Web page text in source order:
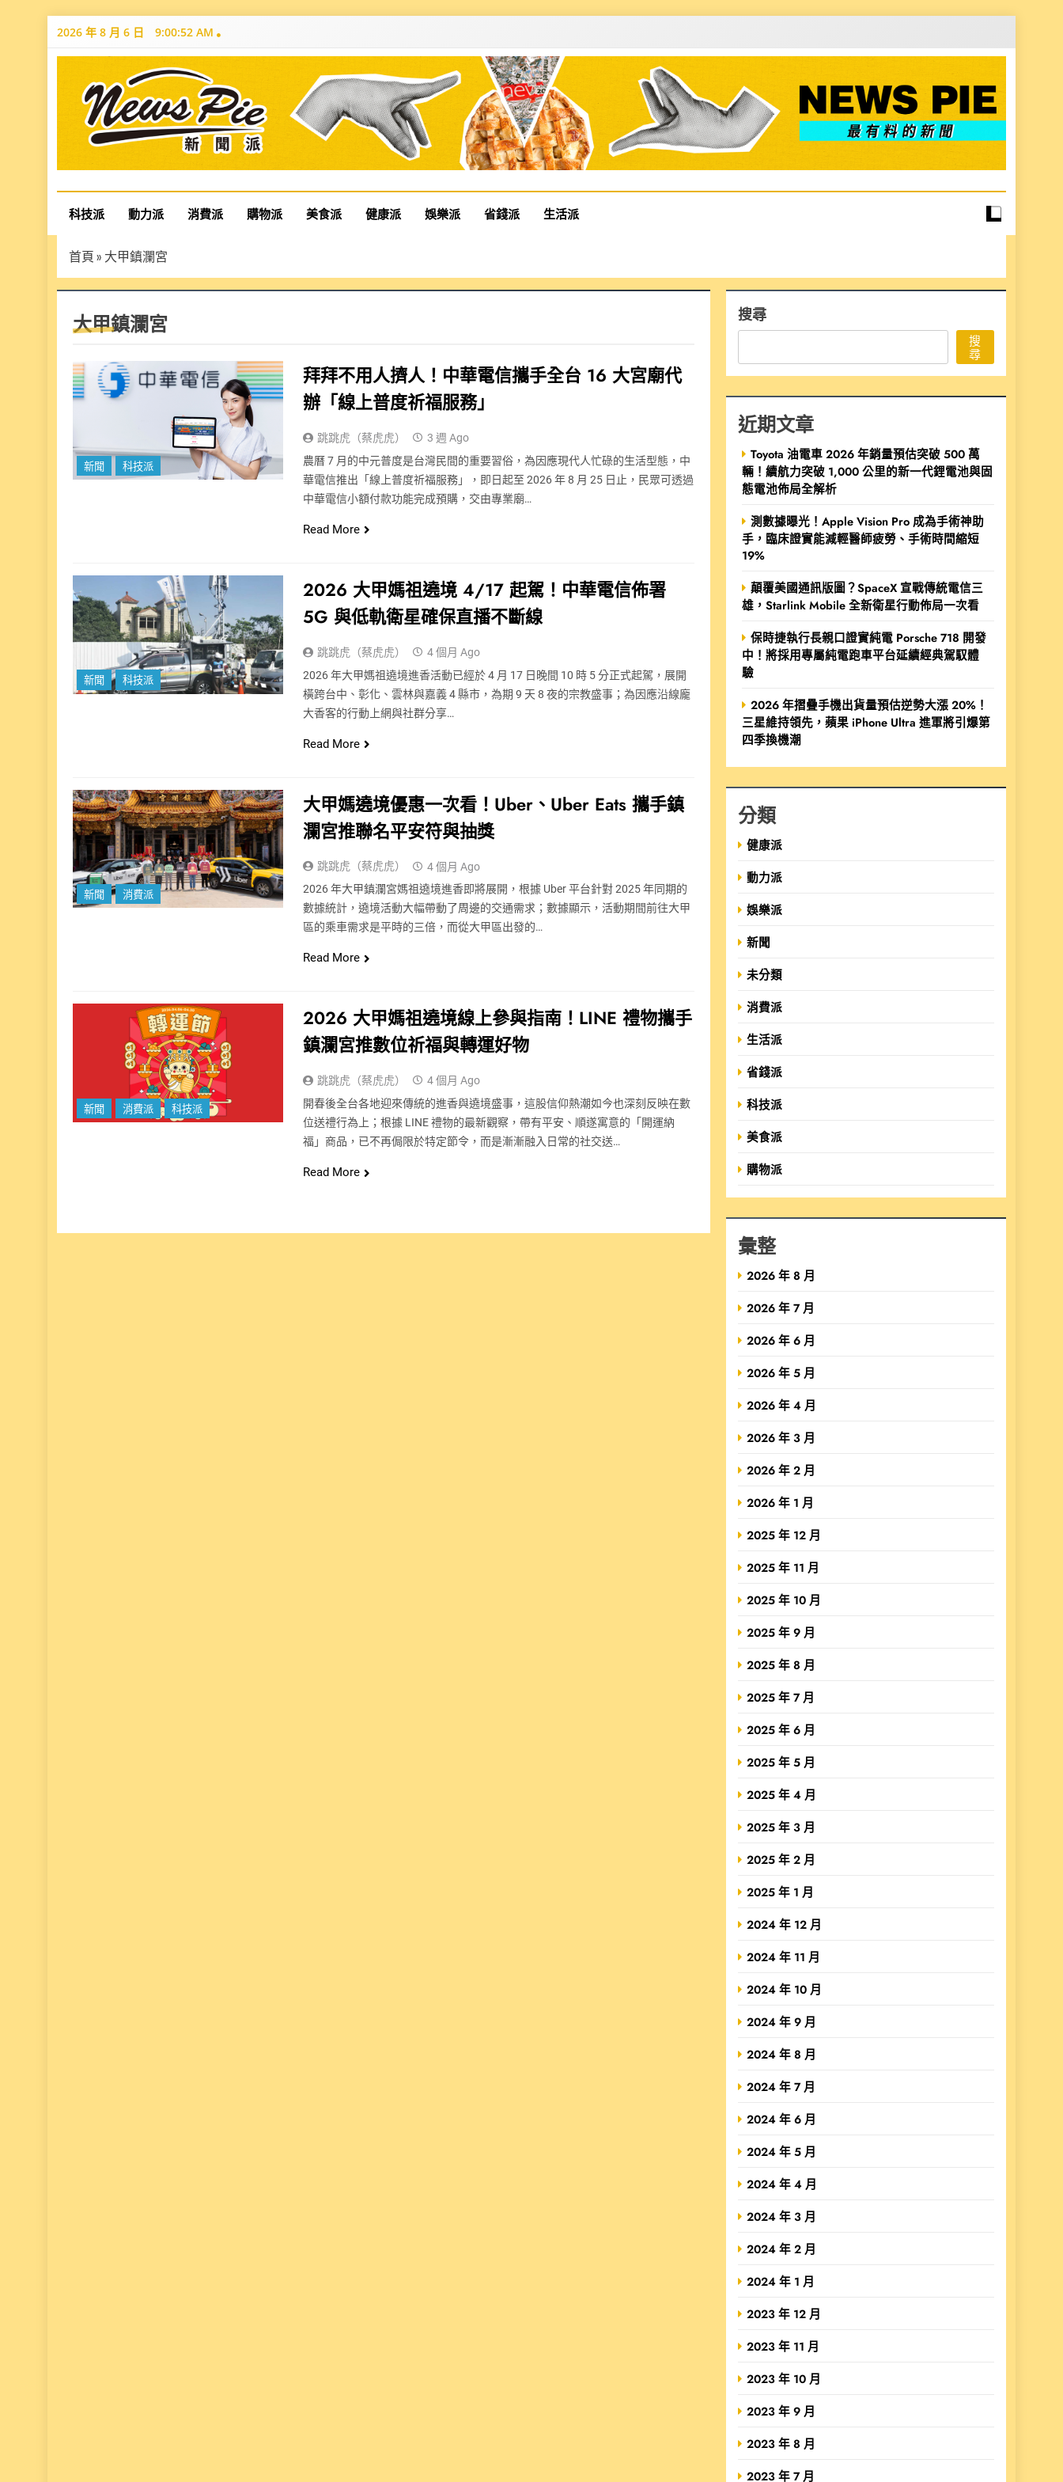
Skip
2026 年 8 月 6 日 9:00:53 AM
News Pie
最有料的新聞
科技派 動力派 消費派 購物派 美食派 健康派 娛樂派 省錢派 生活派
首頁 » 大甲鎮瀾宮
大甲鎮瀾宮
新聞 科技派
拜拜不用人擠人！中華電信攜手全台 16 大宮廟代
辦「線上普度祈福服務」
跳跳虎（蔡虎虎）
3 週 Ago
農曆 7 月的中元普度是台灣民間的重要習俗，為因應現代人忙碌的生活型態，中
華電信推出「線上普度祈福服務」，即日起至 2026 年 8 月 25 日止，民眾可透過
中華電信小額付款功能完成預購，交由專業廟…
Read More
新聞 科技派
2026 大甲媽祖遶境 4/17 起駕！中華電信佈署
5G 與低軌衛星確保直播不斷線
跳跳虎（蔡虎虎）
4 個月 Ago
2026 年大甲媽祖遶境進香活動已經於 4 月 17 日晚間 10 時 5 分正式起駕，展開
橫跨台中、彰化、雲林與嘉義 4 縣市，為期 9 天 8 夜的宗教盛事；為因應沿線龐
大香客的行動上網與社群分享…
Read More
新聞 消費派
大甲媽遶境優惠一次看！Uber、Uber Eats 攜手鎮
瀾宮推聯名平安符與抽獎
跳跳虎（蔡虎虎）
4 個月 Ago
2026 年大甲鎮瀾宮媽祖遶境進香即將展開，根據 Uber 平台針對 2025 年同期的
數據統計，遶境活動大幅帶動了周邊的交通需求；數據顯示，活動期間前往大甲
區的乘車需求是平時的三倍，而從大甲區出發的…
Read More
新聞 消費派 科技派
2026 大甲媽祖遶境線上參與指南！LINE 禮物攜手
鎮瀾宮推數位祈福與轉運好物
跳跳虎（蔡虎虎）
4 個月 Ago
開春後全台各地迎來傳統的進香與遶境盛事，這股信仰熱潮如今也深刻反映在數
位送禮行為上；根據 LINE 禮物的最新觀察，帶有平安、順遂寓意的「開運納
福」商品，已不再侷限於特定節令，而是漸漸融入日常的社交送…
Read More
搜尋
搜
尋
近期文章
Toyota 油電車 2026 年銷量預估突破 500 萬
輛！續航力突破 1,000 公里的新一代鋰電池與固
態電池佈局全解析
測數據曝光！Apple Vision Pro 成為手術神助
手，臨床證實能減輕醫師疲勞、手術時間縮短
19%
顛覆美國通訊版圖？SpaceX 宣戰傳統電信三
雄，Starlink Mobile 全新衛星行動佈局一次看
保時捷執行長親口證實純電 Porsche 718 開發
中！將採用專屬純電跑車平台延續經典駕馭體
驗
2026 年摺疊手機出貨量預估逆勢大漲 20%！
三星維持領先，蘋果 iPhone Ultra 進軍將引爆第
四季換機潮
分類
健康派
動力派
娛樂派
新聞
未分類
消費派
生活派
省錢派
科技派
美食派
購物派
彙整
2026 年 8 月
2026 年 7 月
2026 年 6 月
2026 年 5 月
2026 年 4 月
2026 年 3 月
2026 年 2 月
2026 年 1 月
2025 年 12 月
2025 年 11 月
2025 年 10 月
2025 年 9 月
2025 年 8 月
2025 年 7 月
2025 年 6 月
2025 年 5 月
2025 年 4 月
2025 年 3 月
2025 年 2 月
2025 年 1 月
2024 年 12 月
2024 年 11 月
2024 年 10 月
2024 年 9 月
2024 年 8 月
2024 年 7 月
2024 年 6 月
2024 年 5 月
2024 年 4 月
2024 年 3 月
2024 年 2 月
2024 年 1 月
2023 年 12 月
2023 年 11 月
2023 年 10 月
2023 年 9 月
2023 年 8 月
2023 年 7 月